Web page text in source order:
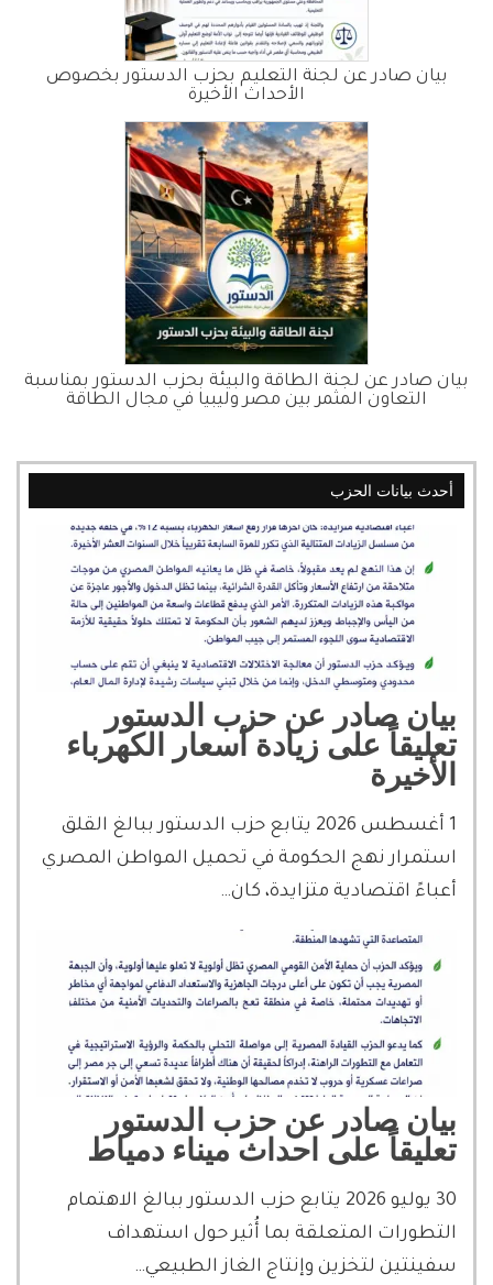
بيان صادر عن لجنة التعليم بحزب الدستور بخصوص
الأحداث الأخيرة
بيان صادر عن لجنة الطاقة والبيئة بحزب الدستور بمناسبة
التعاون المثمر بين مصر وليبيا في مجال الطاقة
أحدث بيانات الحزب
بيان صادر عن حزب الدستور
تعليقاً على زيادة أسعار الكهرباء
الأخيرة
1 أغسطس 2026 يتابع حزب الدستور ببالغ القلق
استمرار نهج الحكومة في تحميل المواطن المصري
أعباءً اقتصادية متزايدة، كان…
بيان صادر عن حزب الدستور
تعليقاً على احداث ميناء دمياط
30 يوليو 2026 يتابع حزب الدستور ببالغ الاهتمام
التطورات المتعلقة بما أُثير حول استهداف
سفينتين لتخزين وإنتاج الغاز الطبيعي…